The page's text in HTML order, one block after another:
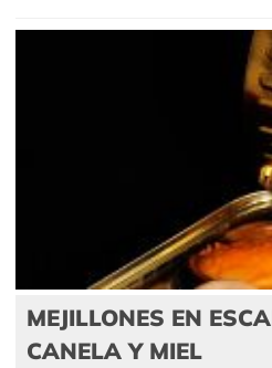
MEJILLONES EN
CANELA Y MIEL